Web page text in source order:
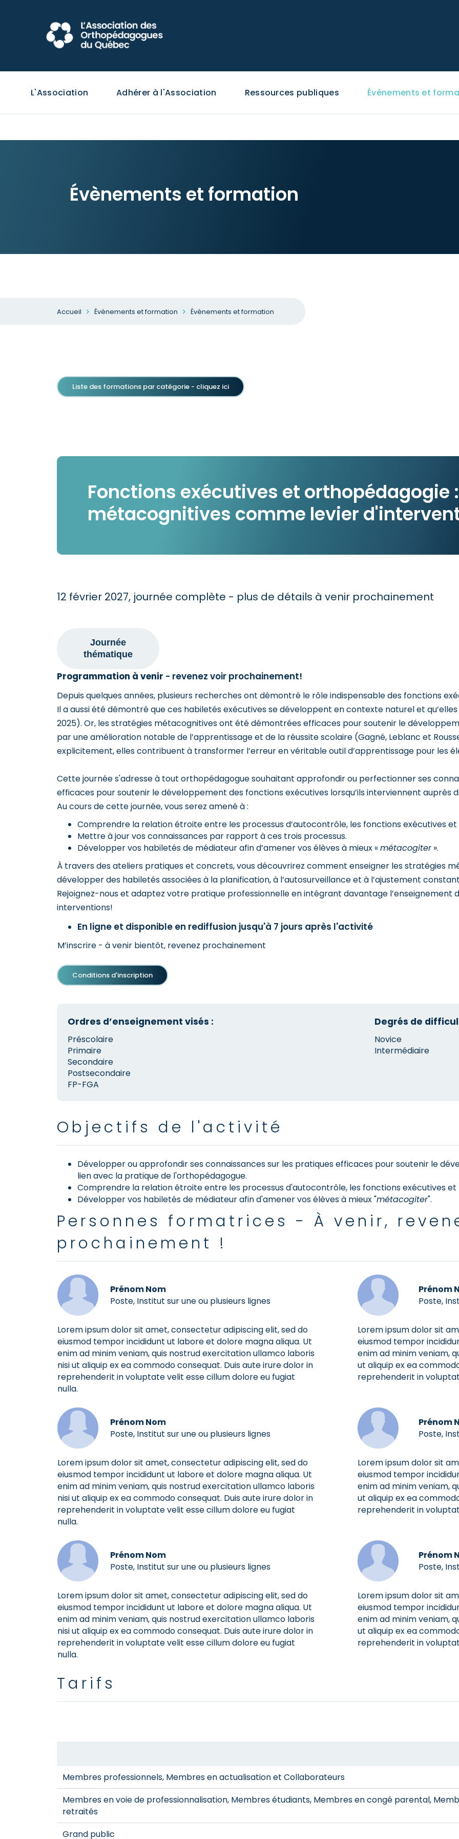
L'Association Adhérer à l'Association Ressources publiques Évènements et
Évènements et formation
Accueil Évènements et formation Évènements et formation
Liste des formations par catégorie - cliquez ici
Fonctions exécutives et orthopédagogie
métacognitives comme levier
12 février 2027, journée complète - plus de détails à venir prochainement
Journée
thématique
Programmation à venir - revenez voir prochainement!
Depuis quelques années, plusieurs recherches ont démontré le rôle indispensable des fonctions
Il a aussi été démontré que ces habiletés exécutives se développent en contexte naturel et qu’elles
2025). Or, les stratégies métacognitives ont été démontrées efficaces pour soutenir le
par une amélioration notable de l’apprentissage et de la réussite scolaire (Gagné, Leblanc et
explicitement, elles contribuent à transformer l’erreur en véritable outil d’apprentissage pour les
Cette journée s'adresse à tout orthopédagogue souhaitant approfondir ou perfectionner ses
efficaces pour soutenir le développement des fonctions exécutives lorsqu’ils interviennent auprès
Au cours de cette journée, vous serez amené à :
Comprendre la relation étroite entre les processus d’autocontrôle, les fonctions exécutives
Mettre à jour vos connaissances par rapport à ces trois processus.
Développer vos habiletés de médiateur afin d’amener vos élèves à mieux «métacogiter».
À travers des ateliers pratiques et concrets, vous découvrirez comment enseigner les stratégies
développer des habiletés associées à la planification, à l’autosurveillance et à l’ajustement
Rejoignez-nous et adaptez votre pratique professionnelle en intégrant davantage l’enseignement
interventions!
En ligne et disponible en rediffusion jusqu'à 7 jours après l'activité
M’inscrire - à venir bientôt, revenez prochainement
Conditions d'inscription
Ordres d’enseignement visés :
Préscolaire
Primaire
Secondaire
Postsecondaire
FP-FGA
Degrés de
Novice
Intermédiaire
Objectifs de l'activité
Développer ou approfondir ses connaissances sur les pratiques efficaces pour soutenir le
lien avec la pratique de l'orthopédagogue.
Comprendre la relation étroite entre les processus d'autocontrôle, les fonctions exécutives
Développer vos habiletés de médiateur afin d'amener vos élèves à mieux "métacogiter".
Personnes formatrices - À venir,
prochainement !
Prénom Nom
Poste, Institut sur une ou plusieurs lignes
Prénom
Poste,
Lorem ipsum dolor sit amet, consectetur adipiscing elit, sed do
eiusmod tempor incididunt ut labore et dolore magna aliqua. Ut
enim ad minim veniam, quis nostrud exercitation ullamco laboris
nisi ut aliquip ex ea commodo consequat. Duis aute irure dolor in
reprehenderit in voluptate velit esse cillum dolore eu fugiat
nulla.
Lorem ipsum dolor sit
eiusmod tempor
enim ad minim veniam,
ut aliquip ex ea
reprehenderit in
Prénom Nom
Poste, Institut sur une ou plusieurs lignes
Prénom
Poste,
Lorem ipsum dolor sit amet, consectetur adipiscing elit, sed do
eiusmod tempor incididunt ut labore et dolore magna aliqua. Ut
enim ad minim veniam, quis nostrud exercitation ullamco laboris
nisi ut aliquip ex ea commodo consequat. Duis aute irure dolor in
reprehenderit in voluptate velit esse cillum dolore eu fugiat
nulla.
Lorem ipsum dolor sit
eiusmod tempor
enim ad minim veniam,
ut aliquip ex ea
reprehenderit in
Prénom Nom
Poste, Institut sur une ou plusieurs lignes
Prénom
Poste,
Lorem ipsum dolor sit amet, consectetur adipiscing elit, sed do
eiusmod tempor incididunt ut labore et dolore magna aliqua. Ut
enim ad minim veniam, quis nostrud exercitation ullamco laboris
nisi ut aliquip ex ea commodo consequat. Duis aute irure dolor in
reprehenderit in voluptate velit esse cillum dolore eu fugiat
nulla.
Lorem ipsum dolor sit
eiusmod tempor
enim ad minim veniam,
ut aliquip ex ea
reprehenderit in
Tarifs
Membres professionnels, Membres en actualisation et Collaborateurs
Membres en voie de professionnalisation, Membres étudiants, Membres en congé parental,
retraités
Grand public